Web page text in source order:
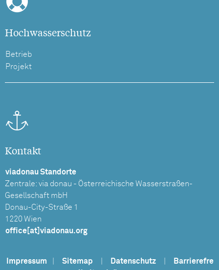
Hochwasserschutz
Betrieb
Projekt
Kontakt
viadonau Standorte
Zentrale: via donau - Österreichische Wasserstraßen-
Gesellschaft mbH
Donau-City-Straße 1
1220 Wien
office[at]viadonau.org
Impressum Sitemap Datenschutz
Barrierefre